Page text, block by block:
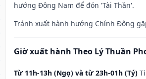
hướng Đông Nam để đón 'Tài Thần'.
Tránh xuất hành hướng Chính Đông
Giờ xuất hành Theo Lý Thuần
Từ 11h-13h (Ngọ) và từ 23h-01h (Tý)